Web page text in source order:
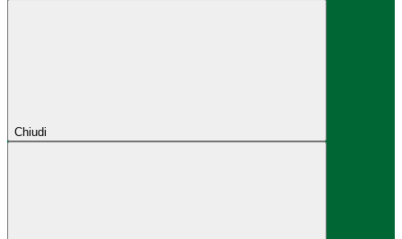
Chiudi